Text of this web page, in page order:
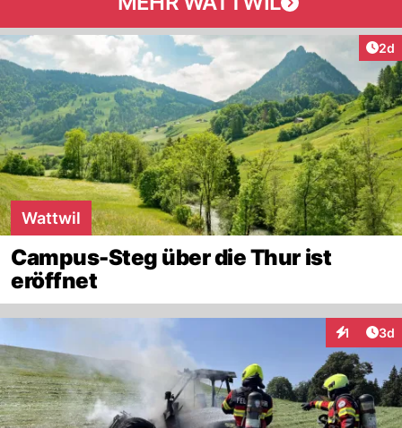
2d
Wattwil
Campus-Steg über die Thur ist
eröffnet
1 3d